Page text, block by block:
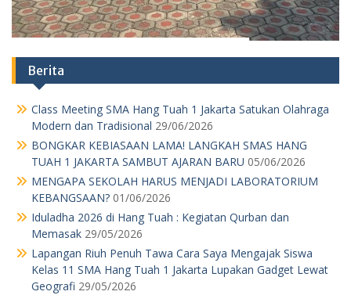
Berita
Class Meeting SMA Hang Tuah 1 Jakarta Satukan Olahraga
Modern dan Tradisional 29/06/2026
BONGKAR KEBIASAAN LAMA! LANGKAH SMAS HANG
TUAH 1 JAKARTA SAMBUT AJARAN BARU 05/06/2026
MENGAPA SEKOLAH HARUS MENJADI LABORATORIUM
KEBANGSAAN? 01/06/2026
Iduladha 2026 di Hang Tuah : Kegiatan Qurban dan
Memasak 29/05/2026
Lapangan Riuh Penuh Tawa Cara Saya Mengajak Siswa
Kelas 11 SMA Hang Tuah 1 Jakarta Lupakan Gadget Lewat
Geografi 29/05/2026